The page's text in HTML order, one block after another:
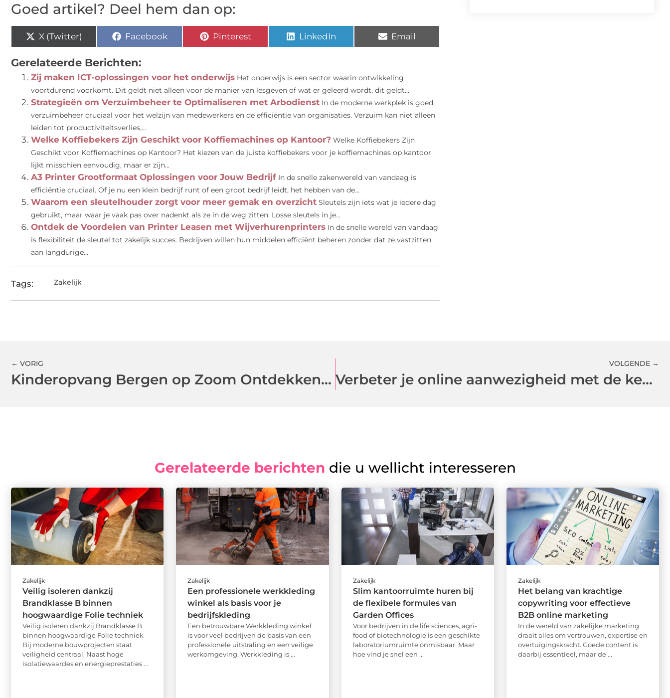
Goed artikel? Deel hem dan op:
X (Twitter) Facebook Pinterest LinkedIn Email
Gerelateerde Berichten:
Zij maken ICT-oplossingen voor het onderwijs Het onderwijs is een sector waarin ontwikkeling
voortdurend voorkomt. Dit geldt niet alleen voor de manier van lesgeven of wat er geleerd wordt, dit geldt...
Strategieën om Verzuimbeheer te Optimaliseren met Arbodienst In de moderne werkplek is goed
verzuimbeheer cruciaal voor het welzijn van medewerkers en de efficiëntie van organisaties. Verzuim kan niet alleen
leiden tot productiviteitsverlies,...
Welke Koffiebekers Zijn Geschikt voor Koffiemachines op Kantoor? Welke Koffiebekers Zijn
Geschikt voor Koffiemachines op Kantoor? Het kiezen van de juiste koffiebekers voor je koffiemachines op kantoor
lijkt misschien eenvoudig, maar er zijn...
A3 Printer Grootformaat Oplossingen voor Jouw Bedrijf In de snelle zakenwereld van vandaag is
efficiëntie cruciaal. Of je nu een klein bedrijf runt of een groot bedrijf leidt, het hebben van de...
Waarom een sleutelhouder zorgt voor meer gemak en overzicht Sleutels zijn iets wat je iedere dag
gebruikt, maar waar je vaak pas over nadenkt als ze in de weg zitten. Losse sleutels in je...
Ontdek de Voordelen van Printer Leasen met Wijverhurenprinters In de snelle wereld van vandaag
is flexibiliteit de sleutel tot zakelijk succes. Bedrijven willen hun middelen efficiënt beheren zonder dat ze vastzitten
aan langdurige...
Tags: Zakelijk
← VORIG
Kinderopvang Bergen op Zoom Ontdekken Voor de Beste Start van Uw Kind
VOLGENDE →
Verbeter je online aanwezigheid met de kennis van Patrixweb en webontwikkeling
Gerelateerde berichten die u wellicht interesseren
Zakelijk
Veilig isoleren dankzij
Brandklasse B binnen
hoogwaardige Folie techniek
Veilig isoleren dankzij Brandklasse B
binnen hoogwaardige Folie techniek
Bij moderne bouwprojecten staat
veiligheid centraal. Naast hoge
isolatiewaardes en energieprestaties ...
Zakelijk
Een professionele werkkleding
winkel als basis voor je
bedrijfskleding
Een betrouwbare Werkkleding winkel
is voor veel bedrijven de basis van een
professionele uitstraling en een veilige
werkomgeving. Werkkleding is ...
Zakelijk
Slim kantoorruimte huren bij
de flexibele formules van
Garden Offices
Voor bedrijven in de life sciences, agri-
food of biotechnologie is een geschikte
laboratoriumruimte onmisbaar. Maar
hoe vind je snel een ...
Zakelijk
Het belang van krachtige
copywriting voor effectieve
B2B online marketing
In de wereld van zakelijke marketing
draait alles om vertrouwen, expertise en
overtuigingskracht. Goede content is
daarbij essentieel, maar de ...